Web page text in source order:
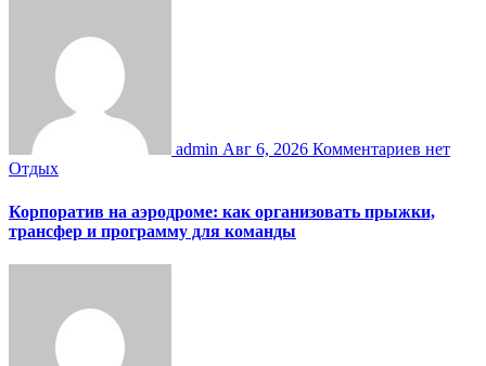
admin Авг 6, 2026 Комментариев нет
Отдых
Корпоратив на аэродроме: как организовать прыжки,
трансфер и программу для команды